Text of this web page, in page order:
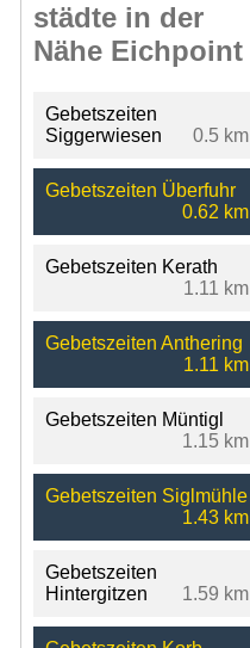
städte in der
Nähe Eichpoint
Gebetszeiten
Siggerwiesen
0.5 km
Gebetszeiten Überfuhr
0.62 km
Gebetszeiten Kerath
1.11 km
Gebetszeiten Anthering
1.11 km
Gebetszeiten Müntigl
1.15 km
Gebetszeiten Siglmühle
1.43 km
Gebetszeiten
Hintergitzen
1.59 km